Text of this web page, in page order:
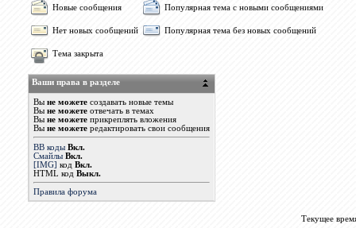
Новые сообщения Популярная тема с новыми сообщениями
Нет новых сообщений Популярная тема без новых сообщений
Тема закрыта
Ваши права в разделе
Вы не можетесоздавать новые темы
Вы не можетеотвечать в темах
Вы не можетеприкреплять вложения
Вы не можетередактировать свои сообщения
BB коды Вкл.
Смайлы Вкл.
[IMG] код Вкл.
HTML код Выкл.
Правила форума
Текущее